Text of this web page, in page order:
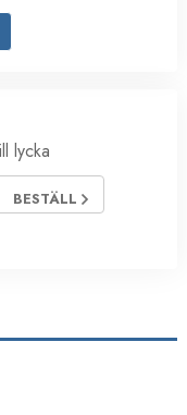
lycka
BESTÄLL